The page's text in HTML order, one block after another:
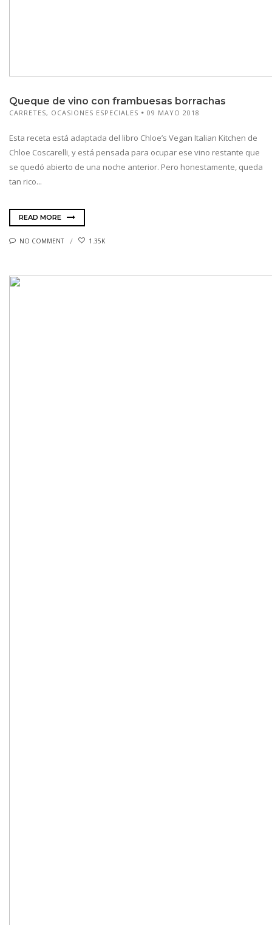
Queque de vino con frambuesas borrachas
CARRETES, OCASIONES ESPECIALES 09 MAYO 2018
Esta receta está adaptada del libro Chloe’s Vegan Italian Kitchen de
Chloe Coscarelli, y está pensada para ocupar ese vino restante que
se quedó abierto de una noche anterior. Pero honestamente, queda
tan rico...
READ MORE
NO COMMENT 1.35K